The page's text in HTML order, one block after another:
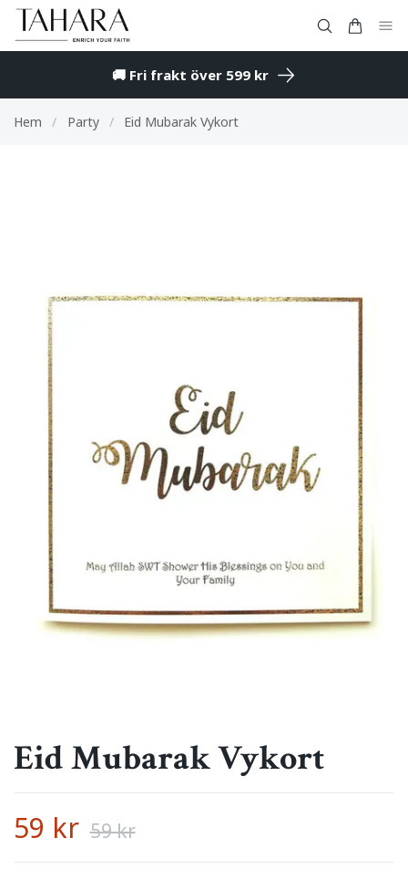
🚚 Fri frakt över 599 kr
Hem / Party / Eid Mubarak Vykort
Eid Mubarak Vykort
59 kr 59 kr